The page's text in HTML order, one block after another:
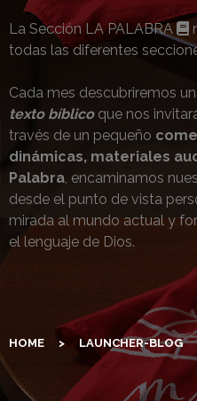
La Sección LA PALABRA
todas las diferentes
Cada mes descubriremos
texto bíblicoque nos
través de un pequeño
dinámicas, materiales
Palabra, encaminamos
desde el punto de vista
mirada al mundo actual y
el lenguaje de Dios.
HOME > LAUNCHER-BLOG